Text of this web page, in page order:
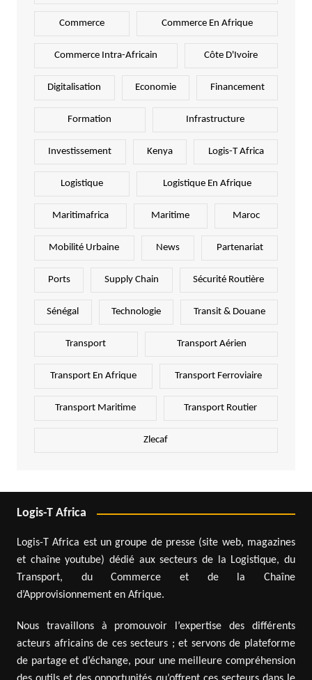
Commerce Commerce En Afrique
Commerce Intra-Africain Côte D'Ivoire
Digitalisation Economie Financement
Formation Infrastructure
Investissement Kenya Logis-T Africa
Logistique Logistique En Afrique
Maritimafrica Maritime Maroc
Mobilité Urbaine News Partenariat
Ports Supply Chain Sécurité Routière
Sénégal Technologie Transit & Douane
Transport Transport Aérien
Transport En Afrique Transport Ferroviaire
Transport Maritime Transport Routier
Zlecaf
Logis-T Africa
Logis-T Africa est un groupe de presse (site web, magazines
et chaîne youtube) dédié aux secteurs de la Logistique, du
Transport, du Commerce et de la Chaîne
d’Approvisionnement en Afrique.
Nous travaillons à promouvoir l’expertise des différents
acteurs africains de ces secteurs ; et servons de plateforme
de partage et d’échange, pour une meilleure compréhension